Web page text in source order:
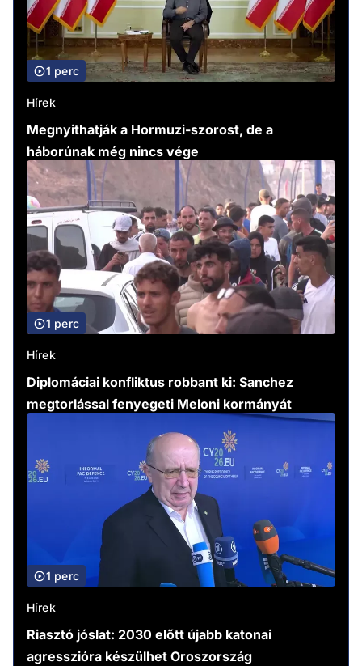
1 perc
Hírek
Megnyithatják a Hormuzi-szorost, de a
háborúnak még nincs vége
1 perc
Hírek
Diplomáciai konfliktus robbant ki: Sanchez
megtorlással fenyegeti Meloni kormányát
1 perc
Hírek
Riasztó jóslat: 2030 előtt újabb katonai
agresszióra készülhet Oroszország